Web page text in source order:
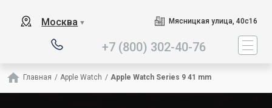
Москва ▼ Мясницкая улица, 40с16
+7 (800) 302-40-76
Главная / Apple Watch / Apple Watch Series 9 41 mm